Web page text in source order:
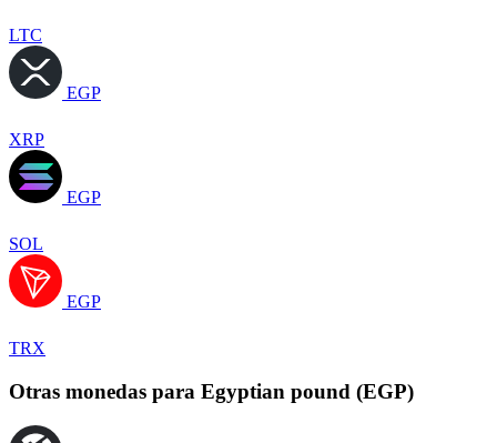
LTC
EGP
XRP
EGP
SOL
EGP
TRX
Otras monedas para Egyptian pound (EGP)